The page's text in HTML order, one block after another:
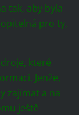
tak, aby byla
pro ty,
které
Jenže,
zajímat a na
ještě